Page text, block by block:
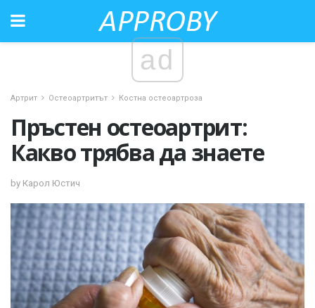
ad
Артрит Остеоартритът Костна остеоартроза
Пръстен остеоартрит:
Какво трябва да знаете
by Карол Юстич